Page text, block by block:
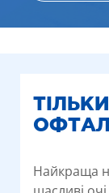
Найкраща